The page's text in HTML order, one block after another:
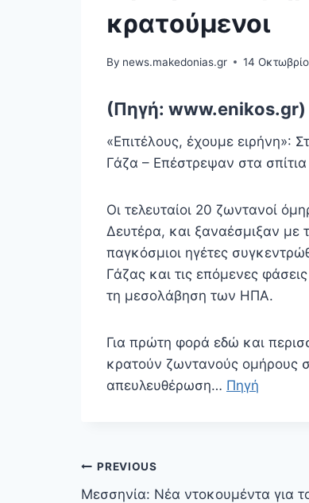
κρατούμενοι
By news.makedonias.gr 14
(Πηγή: www.enikos.gr)
«Επιτέλους, έχουμε ειρήνη»:
Γάζα – Επέστρεψαν στα σπίτια
Οι τελευταίοι 20 ζωντανοί
Δευτέρα, και ξαναέσμιξαν με
παγκόσμιοι ηγέτες
Γάζας και τις επόμενες
τη μεσολάβηση των ΗΠΑ.
Για πρώτη φορά εδώ και
κρατούν ζωντανούς ομήρους
απευλευθέρωση… Πηγή
Πλοήγηση
άρθρων
PREVIOUS
Μεσσηνία: Νέα ντοκουμέντα για